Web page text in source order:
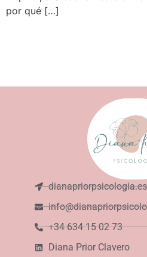
por qué […]
dianapriorpsicologia.es
+34 634 15 02 73
Diana Prior Clavero